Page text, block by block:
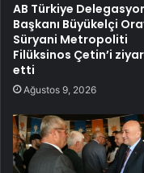
AB Türkiye
Başkanı Büyükelçi
Süryani Metropoliti
Filüksinos Çetin’i
etti
Ağustos 9, 2026